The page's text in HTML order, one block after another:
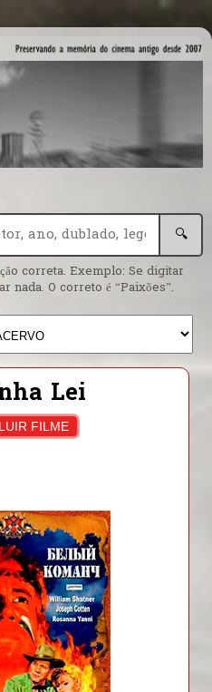
🔍
correta. Exemplo: Se digitar
nada. O correto é “Paixões”.
Lei
FILME